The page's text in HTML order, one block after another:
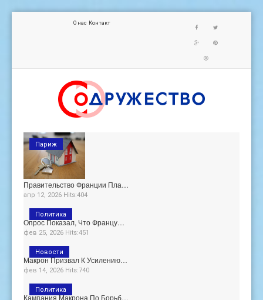
О нас Контакт
Правительство Франции Пла…
апр 12, 2026 Hits:404
Париж
Опрос Показал, Что Францу…
фев 25, 2026 Hits:451
Политика
Макрон Призвал К Усилению…
фев 14, 2026 Hits:740
Новости
Кампания Макрона По Борьб…
Политика